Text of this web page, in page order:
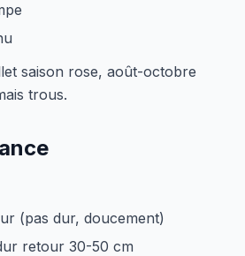
saison rose, août-octobre
trous.
(pas dur, doucement)
retour 30-50 cm